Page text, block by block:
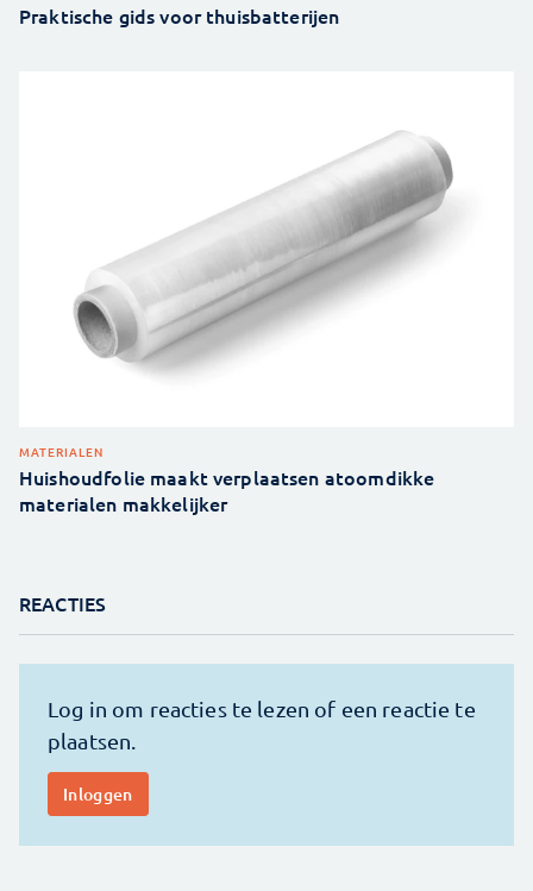
Praktische gids voor thuisbatterijen
MATERIALEN
Huishoudfolie maakt verplaatsen atoomdikke
materialen makkelijker
REACTIES